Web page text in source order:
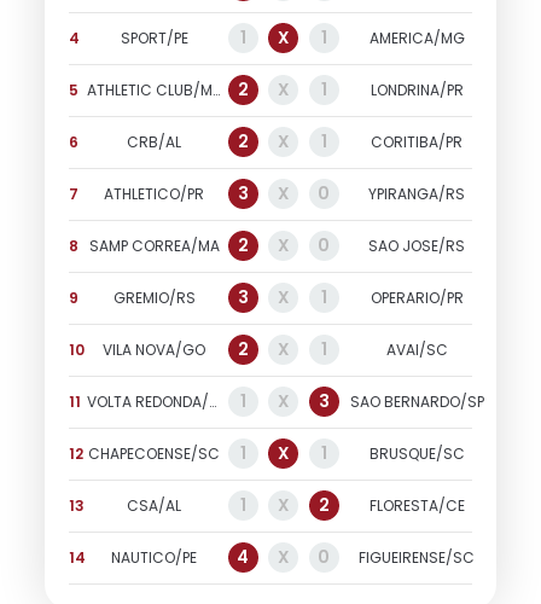
4 SPORT/PE 1 X 1 AMERICA/MG
5 ATHLETIC CLUB/MG 2 X 1 LONDRINA/PR
6 CRB/AL 2 X 1 CORITIBA/PR
7 ATHLETICO/PR 3 X 0 YPIRANGA/RS
8 SAMP CORREA/MA 2 X 0 SAO JOSE/RS
9 GREMIO/RS 3 X 1 OPERARIO/PR
10 VILA NOVA/GO 2 X 1 AVAI/SC
11 VOLTA REDONDA/RJ 1 X 3 SAO BERNARDO/SP
12 CHAPECOENSE/SC 1 X 1 BRUSQUE/SC
13 CSA/AL 1 X 2 FLORESTA/CE
14 NAUTICO/PE 4 X 0 FIGUEIRENSE/SC